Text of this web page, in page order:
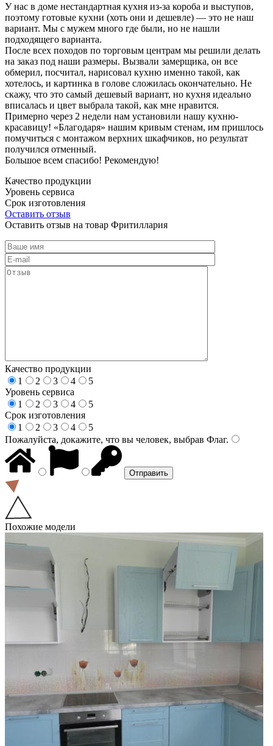
У нас в доме нестандартная кухня из-за короба и выступов,
поэтому готовые кухни (хоть они и дешевле) — это не наш
вариант. Мы с мужем много где были, но не нашли
подходящего варианта.
После всех походов по торговым центрам мы решили делать
на заказ под наши размеры. Вызвали замерщика, он все
обмерил, посчитал, нарисовал кухню именно такой, как
хотелось, и картинка в голове сложилась окончательно. Не
скажу, что это самый дешевый вариант, но кухня идеально
вписалась и цвет выбрала такой, как мне нравится.
Примерно через 2 недели нам установили нашу кухню-
красавицу! «Благодаря» нашим кривым стенам, им пришлось
помучиться с монтажом верхних шкафчиков, но результат
получился отменный.
Большое всем спасибо! Рекомендую!
Качество продукции
Уровень сервиса
Срок изготовления
Оставить отзыв
Оставить отзыв на товар Фритиллария
Качество продукции
1
2 3 4
5
Уровень сервиса
1
2 3 4
5
Срок изготовления
1
2 3 4
5
Пожалуйста, докажите, что вы человек, выбрав Флаг.
Похожие модели